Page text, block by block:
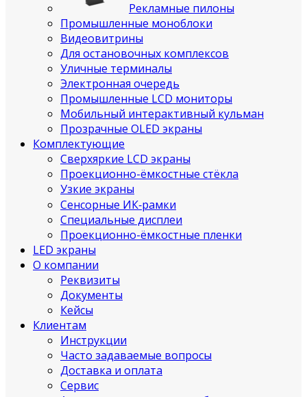
Рекламные пилоны
Промышленные моноблоки
Видеовитрины
Для остановочных комплексов
Уличные терминалы
Электронная очередь
Промышленные LCD мониторы
Мобильный интерактивный кульман
Прозрачные OLED экраны
Комплектующие
Сверхяркие LCD экраны
Проекционно-ёмкостные стёкла
Узкие экраны
Сенсорные ИК‑рамки
Специальные дисплеи
Проекционно-ёмкостные пленки
LED экраны
О компании
Реквизиты
Документы
Кейсы
Клиентам
Инструкции
Часто задаваемые вопросы
Доставка и оплата
Сервис